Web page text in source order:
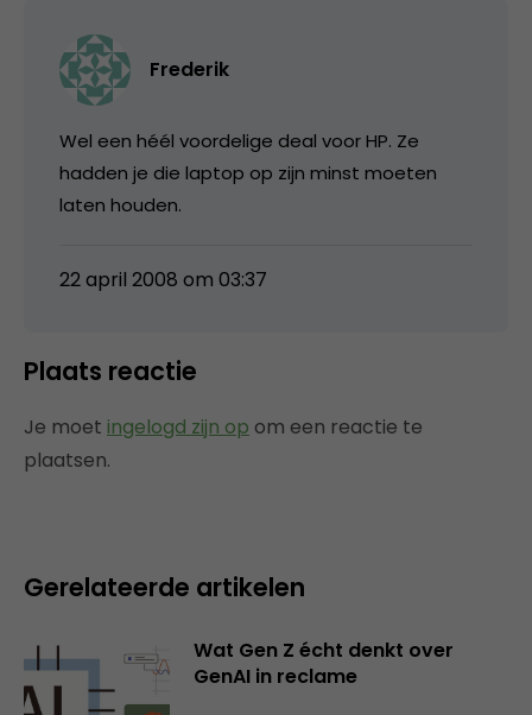
Frederik
Wel een héél voordelige deal voor HP. Ze
hadden je die laptop op zijn minst moeten
laten houden.
22 april 2008 om 03:37
Plaats reactie
Je moet ingelogd zijn op om een reactie te
plaatsen.
Gerelateerde artikelen
Wat Gen Z écht denkt over
GenAI in reclame